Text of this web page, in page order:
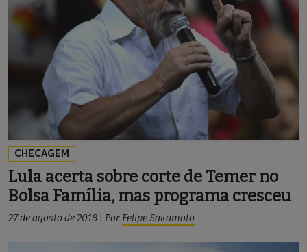
CHECAGEM
Lula acerta sobre corte de Temer no
Bolsa Família, mas programa cresceu
27 de agosto de 2018 PorFelipe Sakamoto